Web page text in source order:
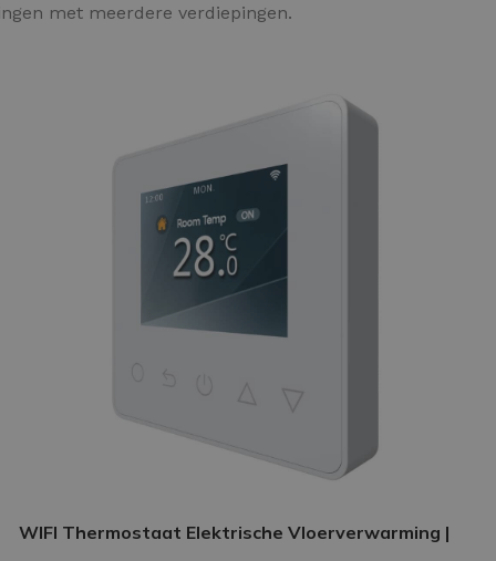
met meerdere verdiepingen.
WIFI Thermostaat Elektrische Vloerverwarming |